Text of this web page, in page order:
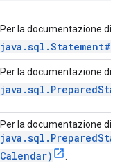
Per la documentazione di
Per la documentazione di
Per la documentazione di
Calendar)